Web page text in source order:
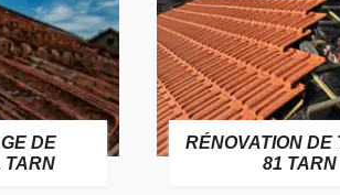
DE
TARN
RÉNOVATION DE
81 TARN